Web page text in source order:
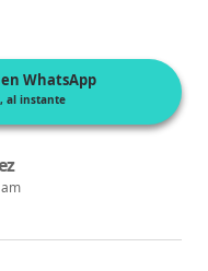
WhatsApp
al instante